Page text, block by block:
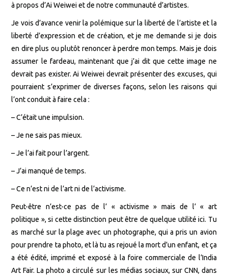
à propos d’Ai Weiwei et de notre communauté d’artistes.
Je vois d’avance venir la polémique sur la liberté de l’artiste et la
liberté d’expression et de création, et je me demande si je dois
en dire plus ou plutôt renoncer à perdre mon temps. Mais je dois
assumer le fardeau, maintenant que j’ai dit que cette image ne
devrait pas exister. Ai Weiwei devrait présenter des excuses, qui
pourraient s’exprimer de diverses façons, selon les raisons qui
l’ont conduit à faire cela :
– C’était une impulsion.
– Je ne sais pas mieux.
– Je l’ai fait pour l’argent.
– J’ai manqué de temps.
– Ce n’est ni de l’art ni de l’activisme.
Peut-être n’est-ce pas de l’ « activisme » mais de l’ « art
politique », si cette distinction peut être de quelque utilité ici. Tu
as marché sur la plage avec un photographe, qui a pris un avion
pour prendre ta photo, et là tu as rejoué la mort d’un enfant, et ça
a été édité, imprimé et exposé à la foire commerciale de l’India
Art Fair. La photo a circulé sur les médias sociaux, sur CNN, dans